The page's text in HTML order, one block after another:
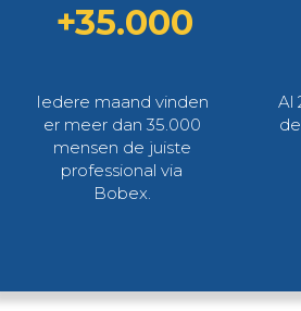
+35.000
Iedere maand vinden
er meer dan 35.000
mensen de juiste
professional via
Bobex.
Al